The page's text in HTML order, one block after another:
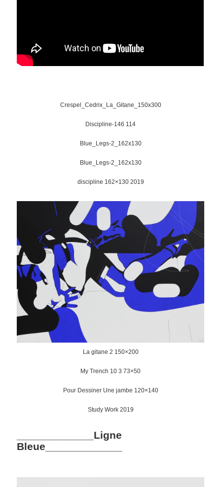
Crespel_Cedrix_La_Gitane_150x300
Discipline-146 114
Blue_Legs-2_162x130
Blue_Legs-2_162x130
discipline 162×130 2019
La gitane 2 150×200
My Trench 10 3 73×50
Pour Dessiner Une jambe 120×140
Study Work 2019
_____________Ligne
Bleue_____________